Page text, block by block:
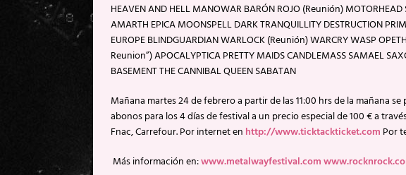
HEAVEN AND HELL MANOWAR BARÓN ROJO (Reunión)
AMARTH EPICA MOONSPELL DARK TRANQUILLITY DESTRUCTION
EUROPE BLINDGUARDIAN WARLOCK (Reunión) WARCRY WASP
Reunion”) APOCALYPTICA PRETTY MAIDS CANDLEMASS SAMAEL
BASEMENT THE CANNIBAL QUEEN SABATAN
Mañana martes 24 de febrero a partir de las 11:00 hrs de la mañana
abonos para los 4 días de festival a un precio especial de 100 € a
Fnac, Carrefour. Por internet en http://www.ticktackticket.com Por
Más información en:www.metalwayfestival.com